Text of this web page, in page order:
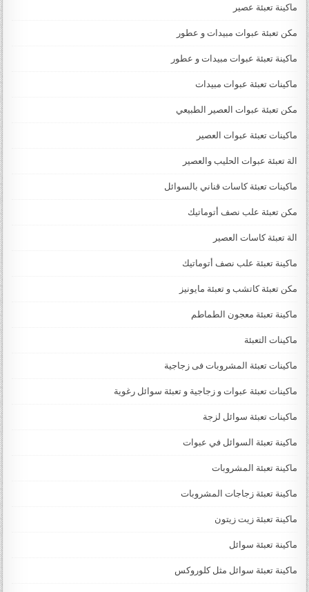
ماكينة تعبئة عصير
مكن تعبئة عبوات مبيدات و عطور
ماكينة تعبئة عبوات مبيدات و عطور
ماكينات تعبئة عبوات مبيدات
مكن تعبئة عبوات العصير الطبيعي
ماكينات تعبئة عبوات العصير
الة تعبئة عبوات الحليب والعصير
ماكينات تعبئة كاسات قناني بالسوائل
مكن تعبئة علب نصف أتوماتيك
الة تعبئة كاسات العصير
ماكينة تعبئة علب نصف أتوماتيك
مكن تعبئة كاتشب و تعبئة مايونيز
ماكينة تعبئة معجون الطماطم
ماكينات التعبئة
ماكينات تعبئة المشروبات فى زجاجية
ماكينات تعبئة عبوات و زجاجية و تعبئة سوائل رغوية
ماكينات تعبئة سوائل لزجة
‏‏‏ماكينة تعبئة السوائل في عبوات
ماكينة تعبئة المشروبات
ماكينة تعبئة زجاجات المشروبات
ماكينة تعبئة زيت زيتون
ماكينة تعبئة سوائل
ماكينة تعبئة سوائل مثل كلوروكس